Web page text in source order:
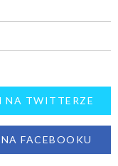
NA TWITTERZE
FACEBOOKU